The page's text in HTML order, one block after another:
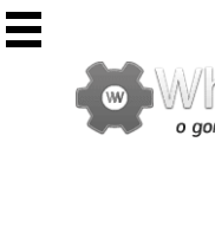
Инструменты
Массовый Whois
Регистрация